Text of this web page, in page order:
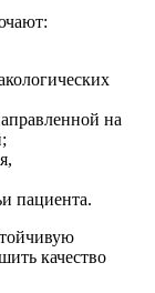
на
пациента.
качество